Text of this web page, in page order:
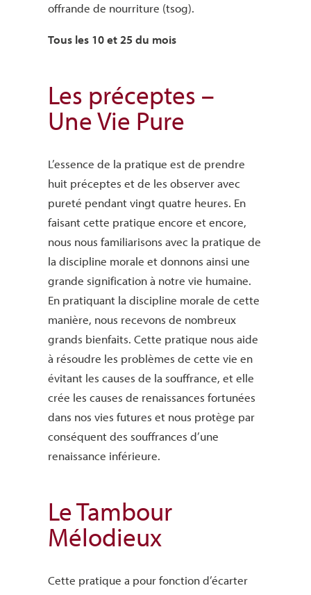
offrande de nourriture (tsog).
Tous les 10 et 25 du mois
Les préceptes –
Une Vie Pure
L’essence de la pratique est de prendre
huit préceptes et de les observer avec
pureté pendant vingt quatre heures. En
faisant cette pratique encore et encore,
nous nous familiarisons avec la pratique de
la discipline morale et donnons ainsi une
grande signification à notre vie humaine.
En pratiquant la discipline morale de cette
manière, nous recevons de nombreux
grands bienfaits. Cette pratique nous aide
à résoudre les problèmes de cette vie en
évitant les causes de la souffrance, et elle
crée les causes de renaissances fortunées
dans nos vies futures et nous protège par
conséquent des souffrances d’une
renaissance inférieure.
Le Tambour
Mélodieux
Cette pratique a pour fonction d’écarter